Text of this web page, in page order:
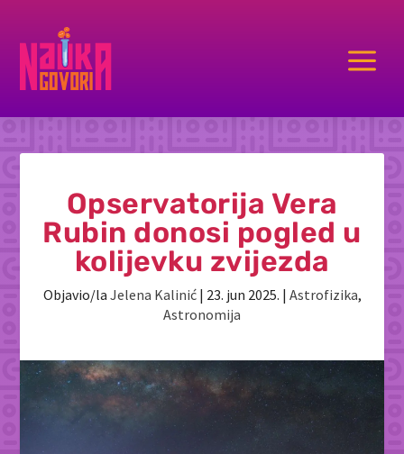
a
Opservatorija Vera
Rubin donosi pogled u
kolijevku zvijezda
Objavio/la Jelena Kalinić| 23. jun 2025. | Astrofizika,
Astronomija